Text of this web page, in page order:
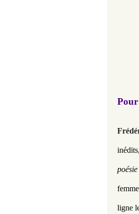
Pour
inédits,
ligne